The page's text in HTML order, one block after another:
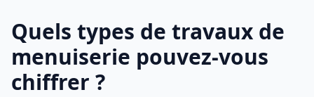
Quels types de travaux de
menuiserie pouvez-vous
chiffrer ?